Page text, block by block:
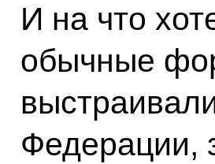
И на что
обычные
Федерации,